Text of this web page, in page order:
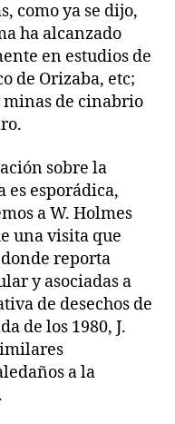
como ya se dijo,
ha alcanzado
en estudios de
de Orizaba, etc;
minas de cinabrio
sobre la
esporádica,
a W. Holmes
una visita que
reporta
y asociadas a
de desechos de
de los 1980, J.
a la